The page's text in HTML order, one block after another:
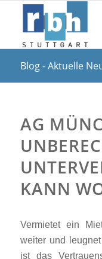
Blog - Aktuelle
AG
KANN
Vermietet ein
weiter und
ist das